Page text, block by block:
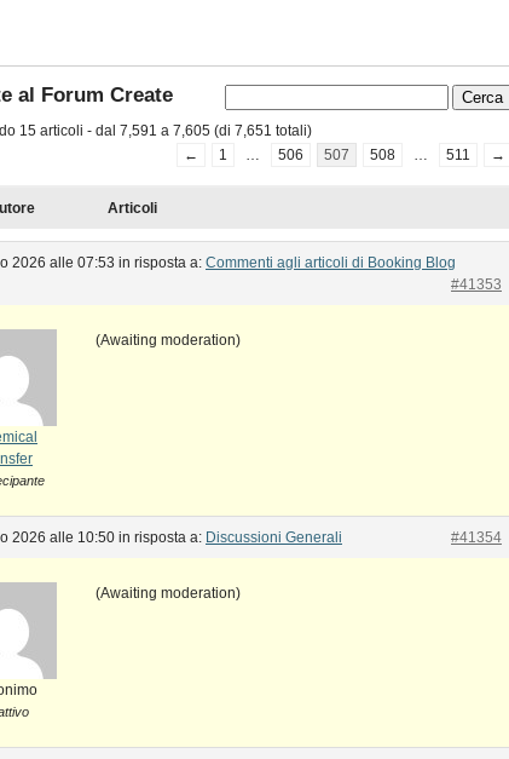
al Forum Create
15 articoli - dal 7,591 a 7,605 (di 7,651 totali)
←
1 … 506 507 508 … 511 →
Articoli
2026 alle 07:53 in risposta a: Commenti agli articoli di Booking Blog
#41353
(Awaiting moderation)
2026 alle 10:50 in risposta a: Discussioni Generali #41354
(Awaiting moderation)